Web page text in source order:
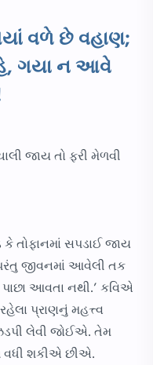
વળે છે વહાણ;
ગયા ન આવે
જાય તો ફરી મેળવી
તોફાનમાં સપડાઈ જાય
જીવનમાં આવેલી તક
આવતા નથી.’ કવિએ
પ્રાણનું મહત્ત્વ
લેવી જોઈએ. તેમ
શકીએ છીએ.